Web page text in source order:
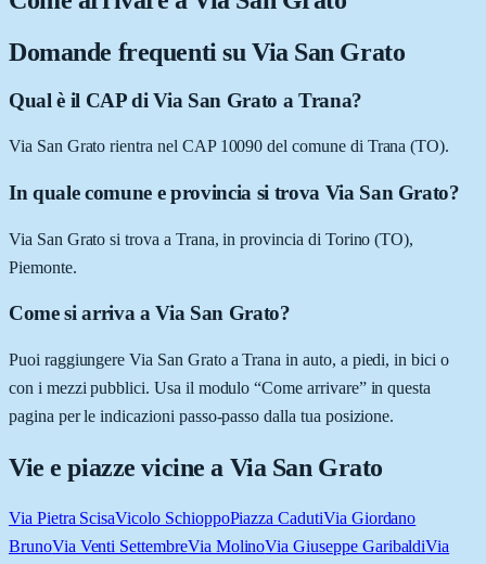
Domande frequenti su Via San Grato
Qual è il CAP di Via San Grato a Trana?
Via San Grato rientra nel CAP 10090 del comune di Trana (TO).
In quale comune e provincia si trova Via San Grato?
Via San Grato si trova a Trana, in provincia di Torino (TO),
Piemonte.
Come si arriva a Via San Grato?
Puoi raggiungere Via San Grato a Trana in auto, a piedi, in bici o
con i mezzi pubblici. Usa il modulo “Come arrivare” in questa
pagina per le indicazioni passo-passo dalla tua posizione.
Vie e piazze vicine a Via San Grato
Via Pietra ScisaVicolo SchioppoPiazza CadutiVia Giordano
BrunoVia Venti SettembreVia MolinoVia Giuseppe GaribaldiVia